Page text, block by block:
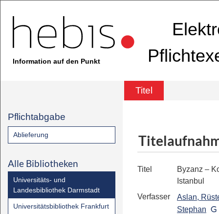
Information auf den Punkt
Titel
Pflichtabgabe
Ablieferung
Alle Bibliotheken
Universitäts- und
Landesbibliothek Darmstadt
Universitätsbibliothek Frankfurt
Titel
Byzanz –
Istanbul
Verfasser
Aslan,
Stephan